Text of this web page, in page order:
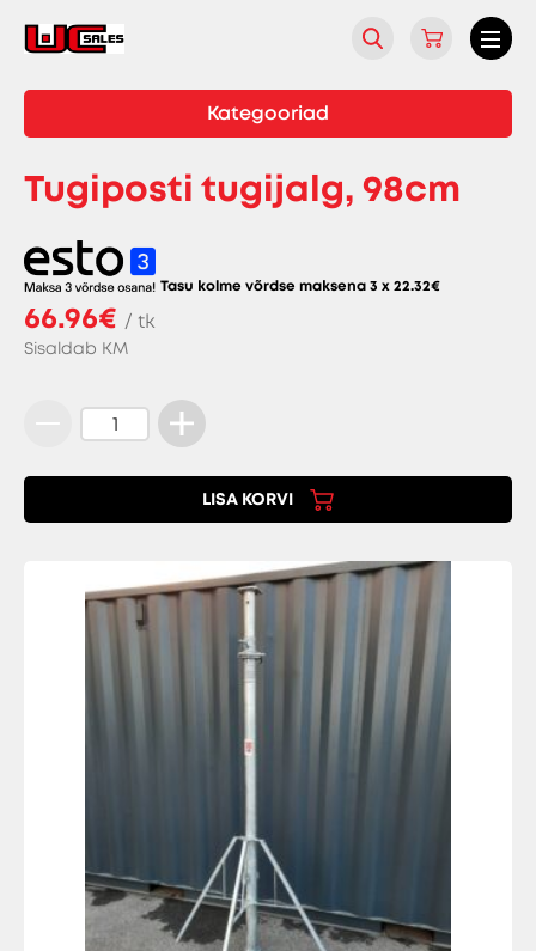
Kategooriad
Tugiposti tugijalg, 98cm
Tasu kolme võrdse maksena 3 x22.32€
66.96€ / tk
Sisaldab KM
Tugiposti
tugijalg,
98cm
LISA KORVI